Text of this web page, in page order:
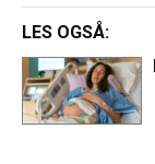
LES OGSÅ: